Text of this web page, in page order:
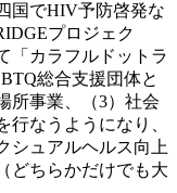
国でHIV予防啓発な
プロジェク
「カラフルドットラ
総合支援団体と
所事業、（3）社会
なうようになり、
シュアルヘルス向上
どちらかだけでも大